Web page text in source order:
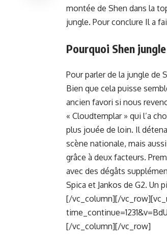
montée de Shen dans la
jungle. Pour conclure Il a
Pourquoi Shen
Pour parler de la jungle de
Bien que cela puisse
ancien favori si nous
« Cloudtemplar » qui l’a
plus jouée de loin. Il
scène nationale, mais
grâce à deux facteurs.
avec des dégâts
Spica et Jankos de G2.
[/vc_column][/
[/vc_column][/vc_row]